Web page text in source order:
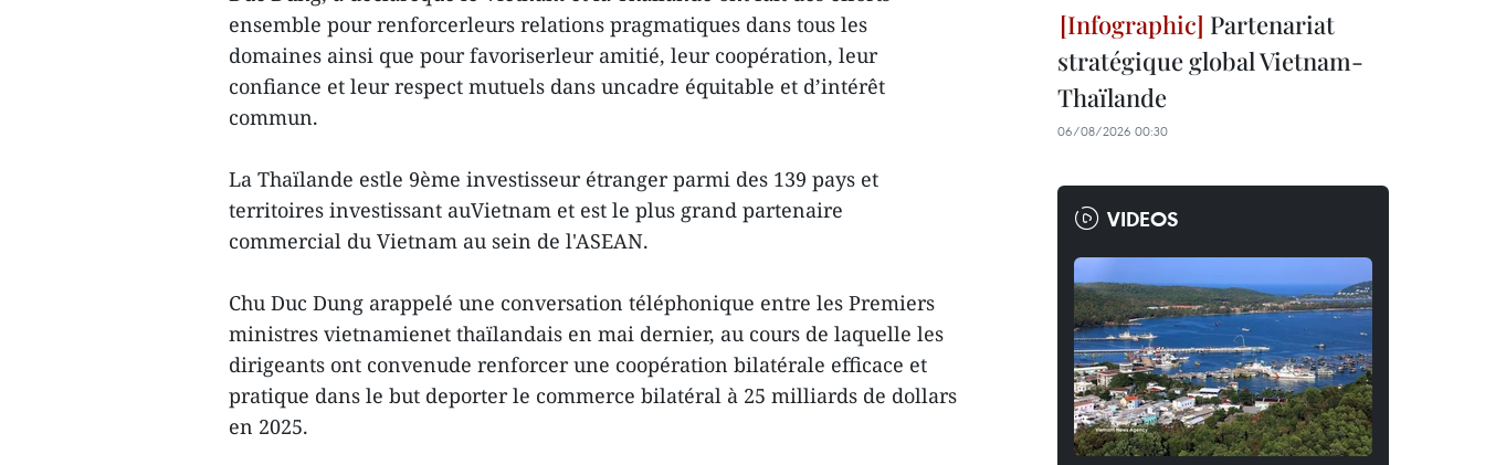
ensemble pour renforcerleurs relations pragmatiques dans tous les
domaines ainsi que pour favoriserleur amitié, leur coopération, leur
confiance et leur respect mutuels dans uncadre équitable et d’intérêt
commun.
La Thaïlande estle 9ème investisseur étranger parmi des 139 pays et
territoires investissant auVietnam et est le plus grand partenaire
commercial du Vietnam au sein de l'ASEAN.
Chu Duc Dung arappelé une conversation téléphonique entre les Premiers
ministres vietnamienet thaïlandais en mai dernier, au cours de laquelle les
dirigeants ont convenude renforcer une coopération bilatérale efficace et
pratique dans le but deporter le commerce bilatéral à 25 milliards de dollars
en 2025.
Partenariat
stratégique global Vietnam-
Thaïlande
06/08/2026 00:30
VIDEOS